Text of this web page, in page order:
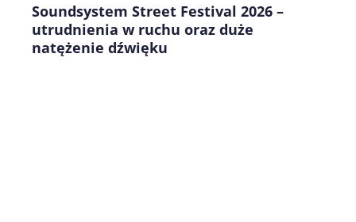
Soundsystem Street Festival 2026 –
utrudnienia w ruchu oraz duże
natężenie dźwięku